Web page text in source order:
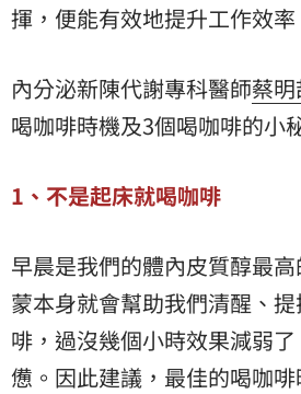
揮，便能有效地提升工作效率
內分泌新陳代謝專科醫師蔡明
喝咖啡時機及3個喝咖啡的小
1、不是起床就喝咖啡
早晨是我們的體內皮質醇最
蒙本身就會幫助我們清醒、
啡，過沒幾個小時效果減弱
憊。因此建議，最佳的喝咖